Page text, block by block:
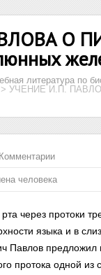
О
литература по
> УЧЕНИЕ И.П.
человека
через протоки
языка и в
Павлов предложил
протока одной